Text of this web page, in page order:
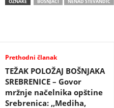
Prethodni članak
TEŽAK POLOŽAJ BOŠNJAKA
SREBRENICE – Govor
mržnje načelnika opštine
Srebrenica: ,,Mediha,